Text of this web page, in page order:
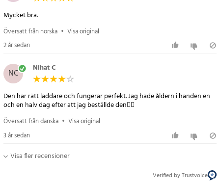
Mycket bra.
Översatt från norska • Visa original
2 år sedan
NC Nihat C
Den har rätt laddare och fungerar perfekt. Jag hade åldern i handen en
och en halv dag efter att jag beställde den👍🏽
Översatt från danska • Visa original
3 år sedan
Visa fler recensioner
Verified by Trustvoice